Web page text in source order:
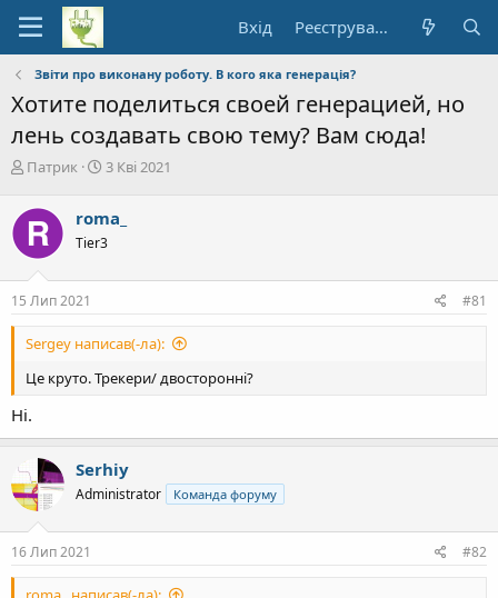
Вхід Реєстрування
Звіти про виконану роботу. В кого яка генерація?
Хотите поделиться своей генерацией, но
лень создавать свою тему? Вам сюда!
А
т
о
р
е
м
Патрик
Д
а
п
ч
к
3 Кві 2021
roma_
Tier3
15 Лип 2021 #81
Sergey написав(-ла):
Це круто. Трекери/ двосторонні?
Ні.
Serhiy
Administrator Команда форуму
16 Лип 2021 #82